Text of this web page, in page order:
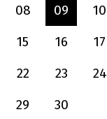
08 09 10
15
16 17
22
23 24
29
30